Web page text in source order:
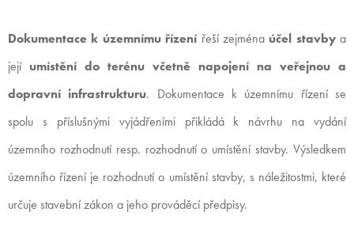
Dokumentace k územnímu řízení řeší zejména účel stavbya
její umístění do terénu včetně napojení na veřejnou a
dopravní infrastrukturu. Dokumentace k územnímu řízení se
spolu s příslušnými vyjádřeními přikládá k návrhu na vydání
územního rozhodnutí resp. rozhodnutí o umístění stavby. Výsledkem
územního řízení je rozhodnutí o umístění stavby, s náležitostmi, které
určuje stavební zákon a jeho prováděcí předpisy.